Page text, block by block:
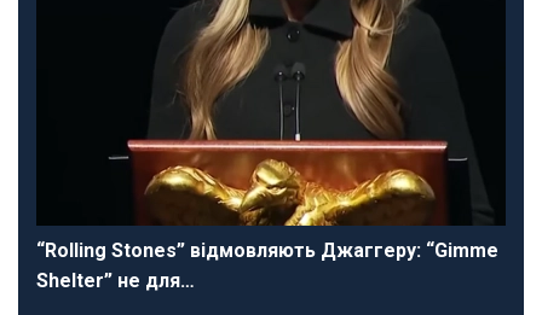
“Rolling Stones” відмовляють Джаггеру: “Gimme
Shelter” не для…